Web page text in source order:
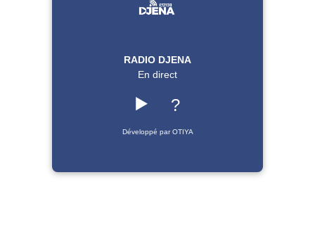
RADIO DJENA
En direct
▶️ ?
Développé par OTIYA